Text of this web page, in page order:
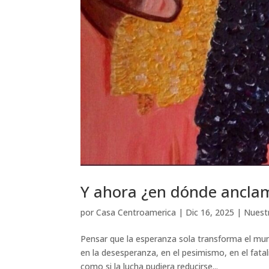
Y ahora ¿en dónde
porCasa Centroamerica | Dic 16, 2025 |
Pensar que la esperanza sola transforma el
en la desesperanza, en el pesimismo, en el
como si la lucha pudiera reducirse...